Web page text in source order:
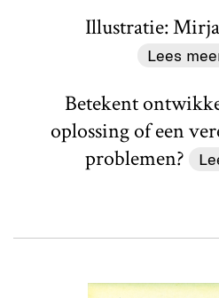
Illustratie:
Lees
Betekent
oplossing of een
problemen?